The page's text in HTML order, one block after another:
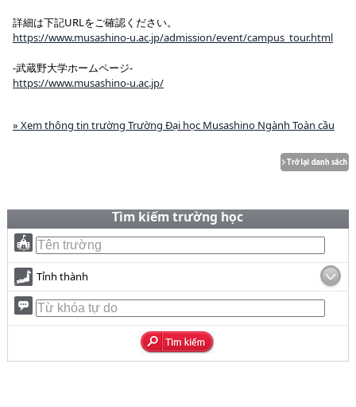
詳細は下記URLをご確認ください。
https://www.musashino-u.ac.jp/admission/event/campus_tour.html
-武蔵野大学ホームページ-
https://www.musashino-u.ac.jp/
» Xem thông tin trường Trường Đại học Musashino Ngành Toàn cầu
Tìm kiếm trường học
Tỉnh thành